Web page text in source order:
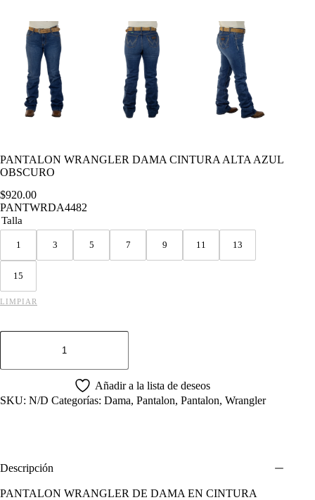
PANTALON WRANGLER DAMA CINTURA ALTA AZUL
OBSCURO
$920.00
PANTWRDA4482
Talla
1 3 5 7 9 11 13
15
LIMPIAR
PANTALON
CINTURA
AZUL
OBSCURO
Añadir a la lista de deseos
SKU: N/D Categorías: Dama, Pantalon, Pantalon, Wrangler
Descripción
PANTALON WRANGLER DE DAMA EN CINTURA